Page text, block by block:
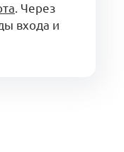
. Через
входа и